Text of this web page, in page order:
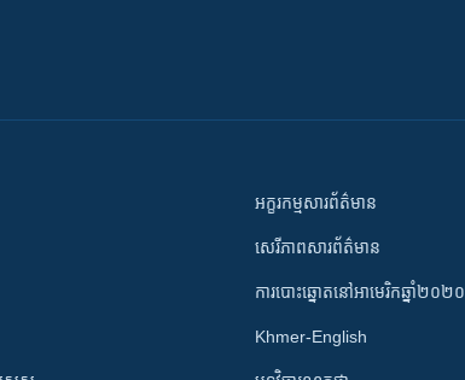
អក្ខរកម្មសារព័ត៌មាន
សេរីភាពសារព័ត៌មាន
ការបោះឆ្នោតនៅអាមេរិកឆ្នាំ២០២០
Khmer-English